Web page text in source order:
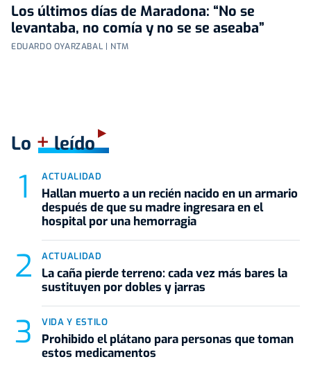
Los últimos días de Maradona: “No se
levantaba, no comía y no se se aseaba”
EDUARDO OYARZABAL | NTM
Lo +leído
ACTUALIDAD
Hallan muerto a un recién nacido en un armario
después de que su madre ingresara en el
hospital por una hemorragia
ACTUALIDAD
La caña pierde terreno: cada vez más bares la
sustituyen por dobles y jarras
VIDA Y ESTILO
Prohibido el plátano para personas que toman
estos medicamentos